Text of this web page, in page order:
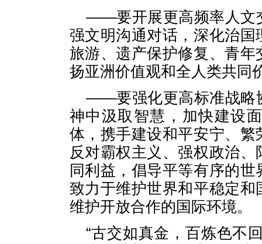
——要开展更高频率人文
强文明沟通对话，深化治
旅游、遗产保护修复、青
扬亚洲价值观和全人类共同
——要强化更高标准战略
神中汲取智慧，加快建设
体，携手建设和平安宁、
反对霸权主义、强权政治
同利益，倡导平等有序的
致力于维护世界和平稳定
维护开放合作的国际环境。
“古交如真金，百炼色不